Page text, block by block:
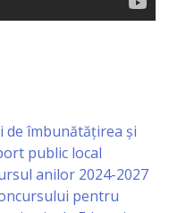
de îmbunătățirea și
public local
anilor 2024-2027
pentru